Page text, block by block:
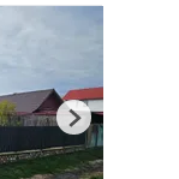
Next